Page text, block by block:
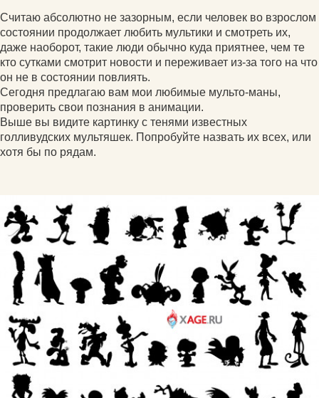
Считаю абсолютно не зазорным, если человек во взрослом
состоянии продолжает любить мультики и смотреть их,
даже наоборот, такие люди обычно куда приятнее, чем те
кто сутками смотрит новости и переживает из-за того на что
он не в состоянии повлиять.
Сегодня предлагаю вам мои любимые мульто-маны,
проверить свои познания в анимации.
Выше вы видите картинку с тенями известных
голливудских мультяшек. Попробуйте назвать их всех, или
хотя бы по рядам.